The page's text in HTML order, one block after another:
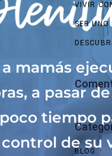
mamás
a pasar
tiempo
de su
VIVIR
SER UNO
BLOG (3)